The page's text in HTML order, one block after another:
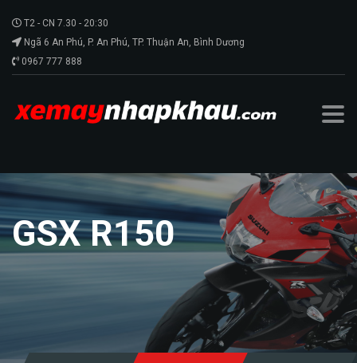
T2 - CN 7.30 - 20:30
Ngã 6 An Phú, P. An Phú, TP. Thuận An, Bình Dương
0967 777 888
GSX R150